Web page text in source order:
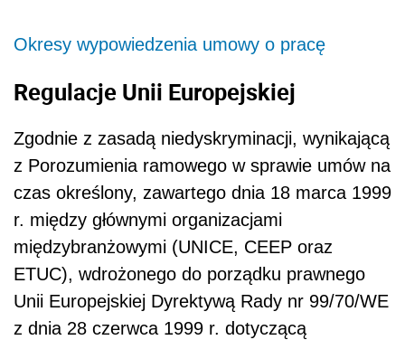
Okresy wypowiedzenia umowy o pracę
Regulacje Unii Europejskiej
Zgodnie z zasadą niedyskryminacji, wynikającą
z Porozumienia ramowego w sprawie umów na
czas określony, zawartego dnia 18 marca 1999
r. między głównymi organizacjami
międzybranżowymi (UNICE, CEEP oraz
ETUC), wdrożonego do porządku prawnego
Unii Europejskiej Dyrektywą Rady nr 99/70/WE
z dnia 28 czerwca 1999 r. dotyczącą